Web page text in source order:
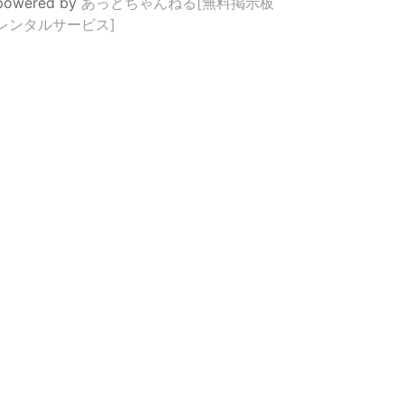
ンタルサービス]